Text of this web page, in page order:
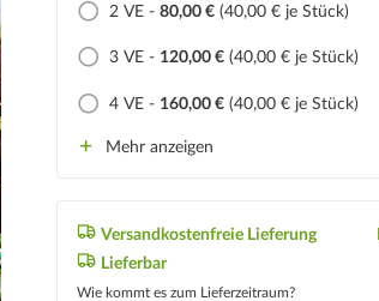
2 VE -80,00 € (40,00 € je Stück)
3 VE - 120,00 € (40,00 € je Stück)
4 VE - 160,00 € (40,00 € je Stück)
Mehr anzeigen
Versandkostenfreie Lieferung
Lieferbar
Wie kommt es zum Lieferzeitraum?